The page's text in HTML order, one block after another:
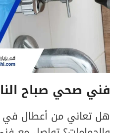
فني صحي صباح الناصر
هل تعاني من أعطال في